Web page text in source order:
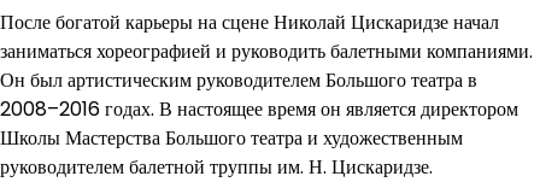
После богатой карьеры на сцене Николай Цискаридзе начал
заниматься хореографией и руководить балетными компаниями.
Он был артистическим руководителем Большого театра в
2008–2016 годах. В настоящее время он является директором
Школы Мастерства Большого театра и художественным
руководителем балетной труппы им. Н. Цискаридзе.